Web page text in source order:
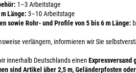
1–3 Arbeitstage
Länge: 3–10 Arbeitstage
sowie Rohr- und Profile von 5 bis 6 m Länge:
verlängern, informieren wir Sie
innerhalb Deutschlands einen Expressversand
sind Artikel über 2,5 m, Geländerpfosten